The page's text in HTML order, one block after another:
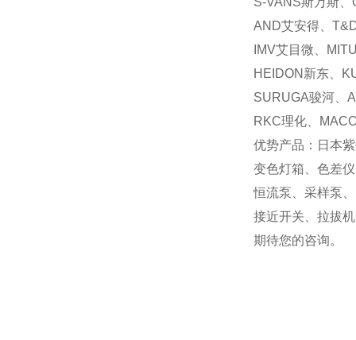
AND艾安得、
IMV艾目微、
HEIDON新东、
SURUGA骏河、
RKC理化、
优势产品：日本
变色灯箱、色差
恒流泵、采样泵
接近开关、拉拔
期待您的咨询。